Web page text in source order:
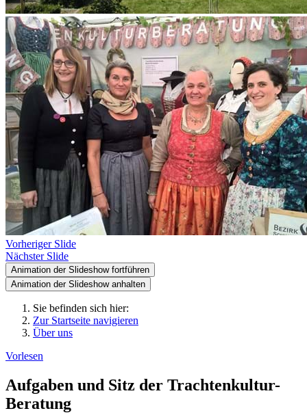
Vorheriger Slide
Nächster Slide
Animation der Slideshow fortführen
Animation der Slideshow anhalten
Sie befinden sich hier:
Zur Startseite navigieren
Über uns
Vorlesen
Aufgaben und Sitz der Trachtenkultur-
Beratung